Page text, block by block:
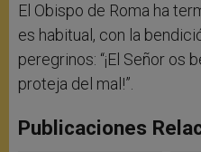
El Obispo de Roma ha
es habitual, con la
peregrinos: “¡El Señor os
proteja del mal!”.
Publicaciones